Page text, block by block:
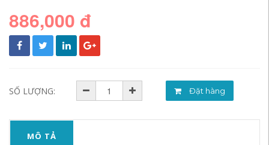
886,000 đ
SỐ LƯỢNG: Đặt hàng
MÔ TẢ